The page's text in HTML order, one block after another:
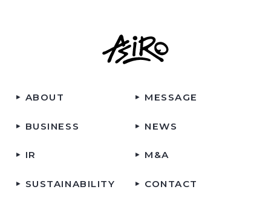
ABOUT MESSAGE
BUSINESS NEWS
IR M&A
SUSTAINABILITY CONTACT